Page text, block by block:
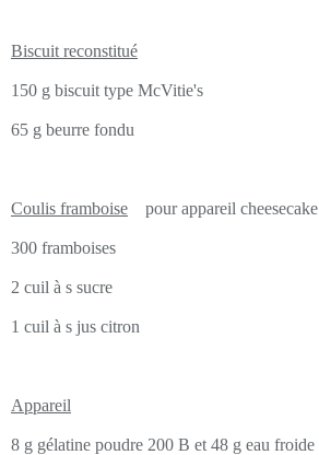
Biscuit reconstitué
150 g biscuit type McVitie's
65 g beurre fondu
Coulis framboise pour appareil cheesecake
300 framboises
2 cuil à s sucre
1 cuil à s jus citron
Appareil
8 g gélatine poudre 200 B et 48 g eau froide